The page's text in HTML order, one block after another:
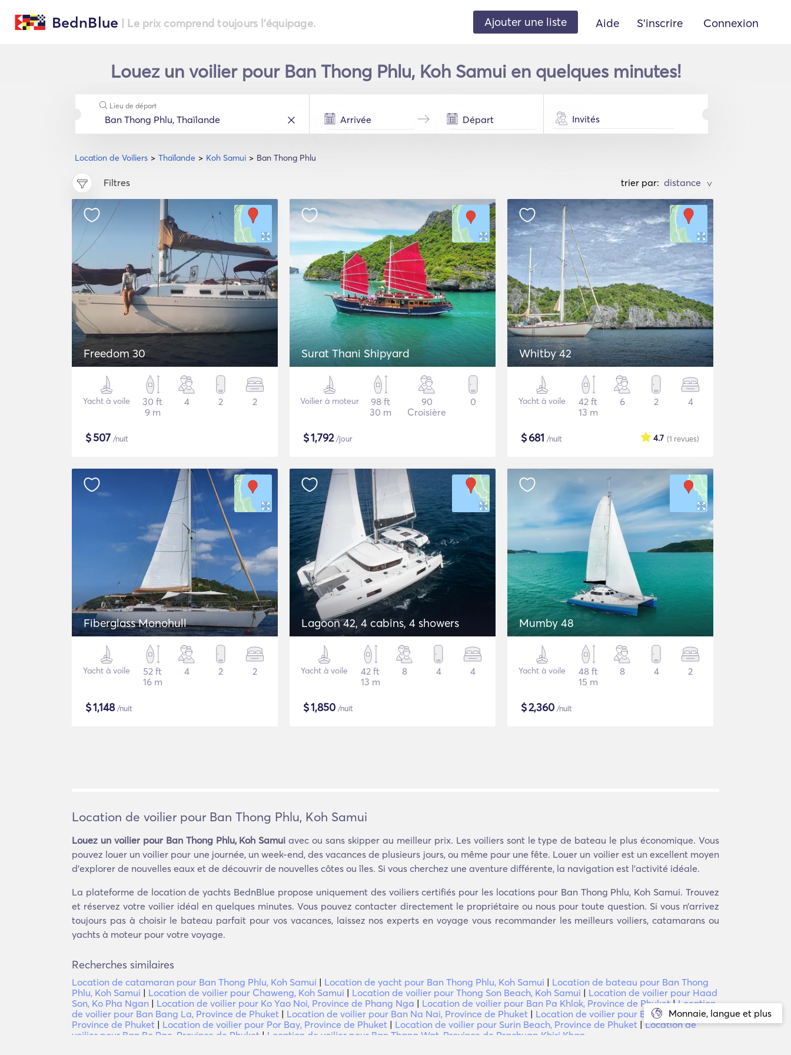
BednBlue | Le prix comprend toujours l'équipage. Ajouter une liste Aide S'inscrire Connexion
Louez un voilier pour Ban Thong Phlu, Koh Samui en quelques minutes!
Location de Voiliers Thaïlande Koh Samui Ban Thong Phlu
Lieu de départ
Invités
Filtres trier par: >
Freedom 30
Yacht à voile
30 ft
9 m
4 2 2
$507 /nuit
Surat Thani Shipyard
Voilier à moteur
98 ft
30 m
90
Croisière
0
$1,792/jour
Whitby 42
Yacht à voile
42 ft
13 m
6 2 4
$681 /nuit (1 revues)
4.7
Fiberglass Monohull
Yacht à voile
52 ft
16 m
4 2 2
$1,148/nuit
Lagoon 42, 4 cabins, 4 showers
Yacht à voile
42 ft
13 m
8 4 4
$1,850 /nuit
Mumby 48
Yacht à voile
48 ft
15 m
8 4 2
$2,360 /nuit
Monnaie, langue et plus
Location de voilier pour Ban Thong Phlu, Koh Samui
Louez un voilier pour Ban Thong Phlu, Koh Samui avec ou sans skipper au meilleur prix. Les voiliers sont le type de bateau le plus économique. Vous
pouvez louer un voilier pour une journée, un week-end, des vacances de plusieurs jours, ou même pour une fête. Louer un voilier est un excellent moyen
d'explorer de nouvelles eaux et de découvrir de nouvelles côtes ou îles. Si vous cherchez une aventure différente, la navigation est l'activité idéale.
La plateforme de location de yachts BednBlue propose uniquement des voiliers certifiés pour les locations pour Ban Thong Phlu, Koh Samui. Trouvez
et réservez votre voilier idéal en quelques minutes. Vous pouvez contacter directement le propriétaire ou nous pour toute question. Si vous n’arrivez
toujours pas à choisir le bateau parfait pour vos vacances, laissez nos experts en voyage vous recommander les meilleurs voiliers, catamarans ou
yachts à moteur pour votre voyage.
Recherches similaires
Location de catamaran pour Ban Thong Phlu, Koh Samui | Location de yacht pour Ban Thong Phlu, Koh Samui | Location de bateau pour Ban Thong
Phlu, Koh Samui | Location de voilier pour Chaweng, Koh Samui | Location de voilier pour Thong Son Beach, Koh Samui | Location de voilier pour Haad
Son, Ko Pha Ngan | Location de voilier pour Ko Yao Noi, Province de Phang Nga | Location de voilier pour Ban Pa Khlok, Province de Phuket|Location
de voilier pour Ban Bang La, Province de Phuket | Location de voilier pour Ban Na Nai, Province de Phuket | Location de voilier pour Ban Lum Fuang,
Province de Phuket | Location de voilier pour Por Bay, Province de Phuket | Location de voilier pour Surin Beach, Province de Phuket |Location de
voilier pour Ban Bo Rae, Province de Phuket | Location de voilier pour Ban Thang Wat, Province de Prachuap Khiri Khan